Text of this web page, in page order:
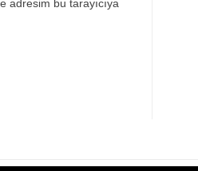
adresim bu tarayıcıya